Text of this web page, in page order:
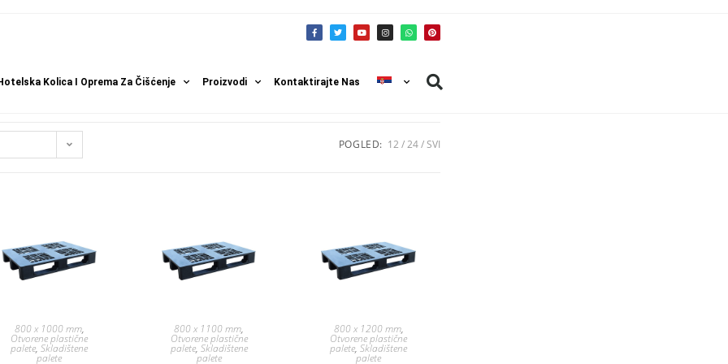
Kolica I Oprema Za Čišćenje Proizvodi Kontaktirajte Nas
POGLED: 12 24 SVI
800 x 1000 mm,
Otvorene plastične
palete,Skladištene
palete
800 x 1100 mm,
Otvorene plastične
palete, Skladištene
palete
800 x 1200 mm,
Otvorene plastične
palete,Skladištene
palete